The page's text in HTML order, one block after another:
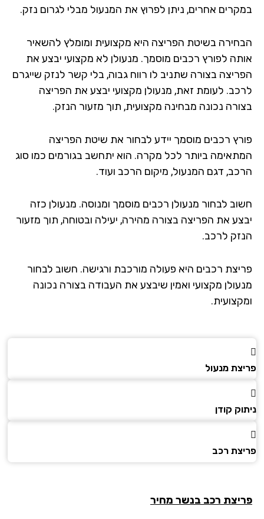
אחרים, ניתן לפרוץ את המנעול מבלי לגרום נזק.
בשיטת הפריצה היא מקצועית ומומלץ להשאיר
לפורץ רכבים מוסמך. מנעולן לא מקצועי יבצע את
בצורה שתניב לו רווח גבוה, בלי קשר לנזק שייגרם
לעומת זאת, מנעולן מקצועי יבצע את הפריצה
נכונה מבחינה מקצועית, תוך מזעור הנזק.
רכבים מוסמך יידע לבחור את שיטת הפריצה
ביותר לכל מקרה. הוא יתחשב בגורמים כמו סוג
דגם המנעול, מיקום הרכב ועוד.
לבחור מנעולן רכבים מוסמך ומנוסה. מנעולן כזה
את הפריצה בצורה מהירה, יעילה ובטוחה, תוך מזעור
לרכב.
רכבים היא פעולה מורכבת ורגישה. חשוב לבחור
מקצועי ואמין שיבצע את העבודה בצורה נכונה
מנעול
קודן
רכב
רכב בנשר מחיר